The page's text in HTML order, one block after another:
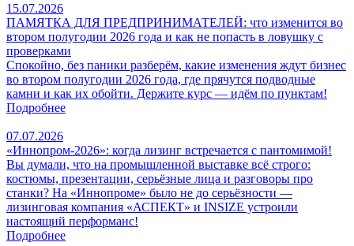
15.07.2026
ПАМЯТКА ДЛЯ ПРЕДПРИНИМАТЕЛЕЙ: что изменится во
втором полугодии 2026 года и как не попасть в ловушку с
проверками
Спокойно, без паники разберём, какие изменения ждут бизнес
во втором полугодии 2026 года, где прячутся подводные
камни и как их обойти. Держите курс — идём по пунктам!
Подробнее
07.07.2026
«Иннопром-2026»: когда лизинг встречается с пантомимой!
Вы думали, что на промышленной выставке всё строго:
костюмы, презентации, серьёзные лица и разговоры про
станки? На «Иннопроме» было не до серьёзности —
лизинговая компания «АСПЕКТ» и INSIZE устроили
настоящий перформанс!
Подробнее